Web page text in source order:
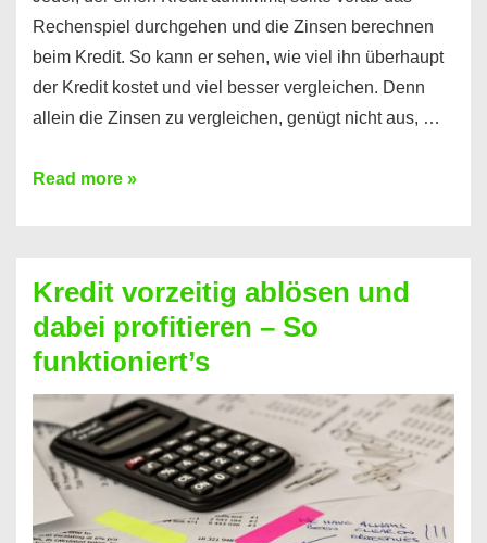
Rechenspiel durchgehen und die Zinsen berechnen
beim Kredit. So kann er sehen, wie viel ihn überhaupt
der Kredit kostet und viel besser vergleichen. Denn
allein die Zinsen zu vergleichen, genügt nicht aus, …
Ganz
Kredit
berechnen
–
Mit
diesen
Regeln!
Read more »
Kredit vorzeitig ablösen und
dabei profitieren – So
funktioniert’s